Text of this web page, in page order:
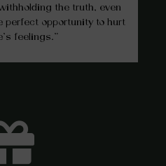
the truth, even
perfect opportunity to hurt
feelings.”